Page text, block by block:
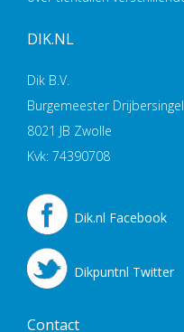
DIK.NL
Dik B.V.
Burgemeester
8021 JB Zwolle
Kvk: 74390708
Dik.nl Facebook
Dikpuntnl Twitter
Contact